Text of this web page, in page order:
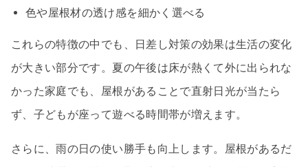
色や屋根材の透け感を細かく選べる
これらの特徴の中でも、日差し対策の効果は生活の変化
が大きい部分です。夏の午後は床が熱くて外に出られな
かった家庭でも、屋根があることで直射日光が当たら
ず、子どもが座って遊べる時間帯が増えます。
さらに、雨の日の使い勝手も向上します。屋根があるだ